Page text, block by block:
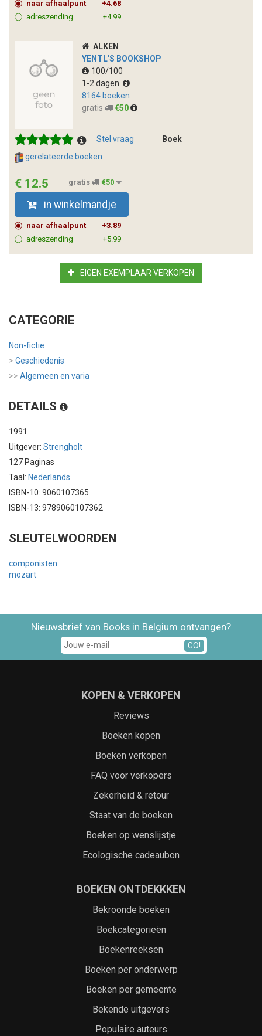
naar afhaalpunt
+4.68
adreszending
+4.99
ALKEN
YENTL'S BOOKSHOP
100/100
1-2 dagen
8164 boeken
gratis
€50
Stel vraag
Boek
gerelateerde boeken
€ 12.5 gratis €50
in winkelmandje
naar afhaalpunt
+3.89
adreszending
+5.99
EIGEN EXEMPLAAR VERKOPEN
CATEGORIE
Non-fictie
> Geschiedenis
>> Algemeen en varia
DETAILS
1991
Uitgever: Strengholt
127 Paginas
Taal: Nederlands
ISBN-10: 9060107365
ISBN-13: 9789060107362
SLEUTELWOORDEN
componisten
mozart
Nieuwsbrief van Books in Belgium ontvangen?
GO!
KOPEN & VERKOPEN
Reviews
Boeken kopen
Boeken verkopen
FAQ voor verkopers
Zekerheid & retour
Staat van de boeken
Boeken op wenslijstje
Ecologische cadeaubon
BOEKEN ONTDEKKKEN
Bekroonde boeken
Boekcategorieën
Boekenreeksen
Boeken per onderwerp
Boeken per gemeente
Bekende uitgevers
Populaire auteurs